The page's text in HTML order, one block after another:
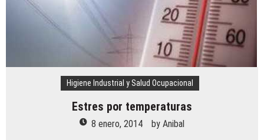
Higiene Industrial y Salud Ocupacional
Estres por temperaturas
8 enero, 2014 by Anibal